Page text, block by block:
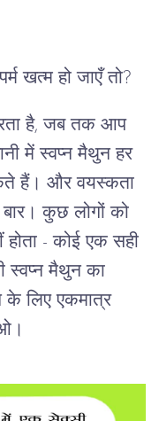
खत्म हो जाएँ तो?
है, जब तक आप
में स्वप्न मैथुन हर
हैं। और वयस्कता
कुछ लोगों को
- कोई एक सही
स्वप्न मैथुन का
लिए एकमात्र